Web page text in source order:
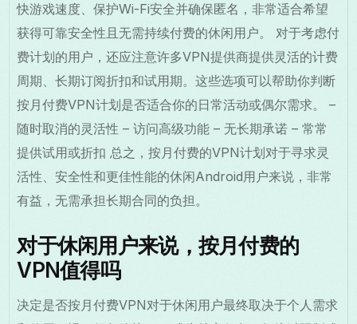
快游戏速度、保护Wi-Fi安全并确保匿名，非常适合希望
获得可靠安全性且无需持续付费的休闲用户。 对于考虑付
费计划的用户，还应注意许多VPN提供商提供灵活的计费
周期、长期订阅折扣和试用期。这些选项可以帮助你判断
按月付费VPN计划是否适合你的日常活动或偶尔需求。 –
随时取消的灵活性 – 访问高级功能 – 无长期承诺 – 常常
提供试用或折扣 总之，按月付费的VPN计划对于寻求灵
活性、安全性和更佳性能的休闲Android用户来说，非常
有益，无需承担长期合同的负担。
对于休闲用户来说，按月付费的
VPN值得吗
决定是否按月付费VPN对于休闲用户最终取决于个人需求